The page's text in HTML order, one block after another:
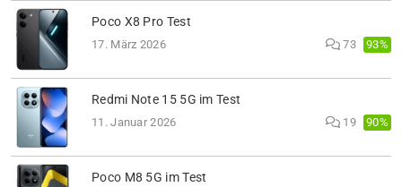
Poco X8 Pro Test
17. März 2026 73 93%
Redmi Note 15 5G im Test
11. Januar 2026 19 90%
Poco M8 5G im Test